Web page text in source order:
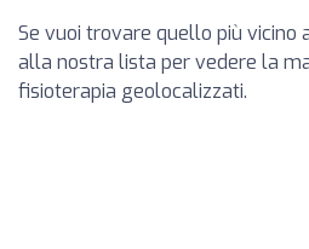
Se vuoi trovare quello più vicino
alla nostra lista per vedere la
fisioterapia geolocalizzati.